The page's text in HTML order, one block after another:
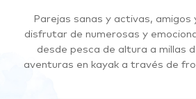
Parejas sanas y activas, amigos
disfrutar de numerosas y
desde pesca de altura a millas
aventuras en kayak a través de